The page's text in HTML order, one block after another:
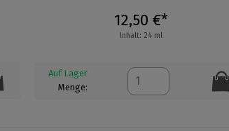
12,50 €*
Inhalt: 24 ml
Auf Lager
Menge: